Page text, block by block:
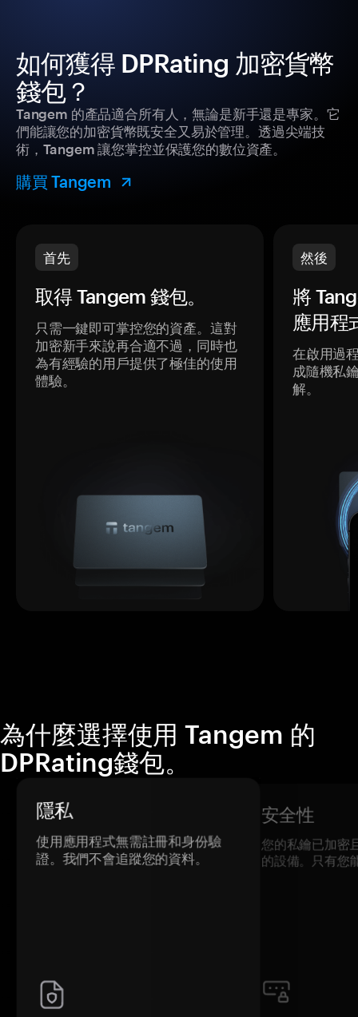
如何獲得 DPRating 加密貨幣
錢包？
Tangem 的產品適合所有人，無論是新手還是專家。它
們能讓您的加密貨幣既安全又易於管理。透過尖端技
術，Tangem 讓您掌控並保護您的數位資產。
購買 Tangem
首先
取得 Tangem 錢包。
只需一鍵即可掌控您的資產。這對
加密新手來說再合適不過，同時也
為有經驗的用戶提供了極佳的使用
體驗。
然後
將
應用程
在啟用過
成隨機私
解。
為什麼選擇使用 Tangem 的
DPRating錢包。
隱私
使用應用程式無需註冊和身份驗
證。我們不會追蹤您的資料。
安全性
您的私鑰已加密
的設備。只有您